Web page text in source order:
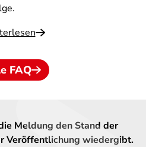
FAQ
Meldung den Stand der
Veröffentlichung wiedergibt.